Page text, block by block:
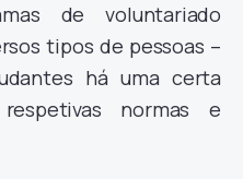
de voluntariado
tipos de pessoas –
há uma certa
normas e